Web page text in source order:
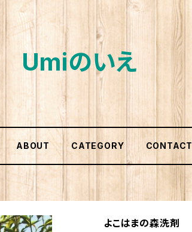
Umiのいえ
ABOUT CATEGORY CONTACT
よこはまの森洗剤